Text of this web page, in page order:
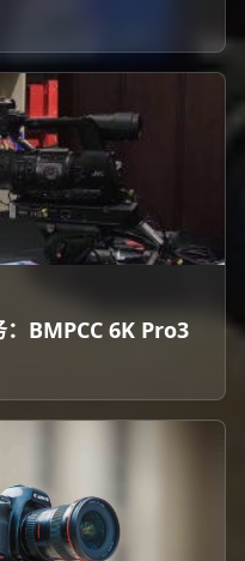
BMPCC 6K Pro3